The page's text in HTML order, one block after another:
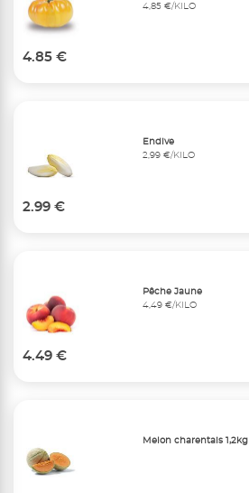
4,85 €/KILO
4.85 €
Endive
2,99 €/KILO
2.99 €
Pêche Jaune
4,49 €/KILO
4.49 €
Melon charentais 1,2kg